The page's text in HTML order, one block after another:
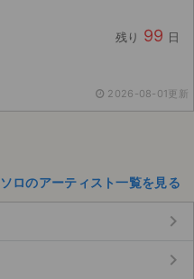
残り 99 日
2026-08-01更新
ロのアーティスト一覧を見る
keyboard_arrow_right
keyboard_arrow_right